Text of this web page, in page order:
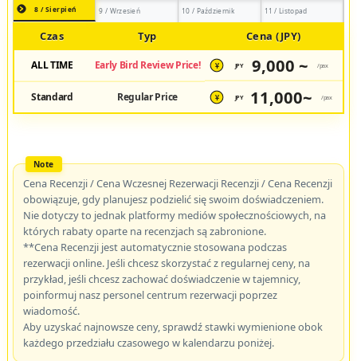
8 / Sierpień 9 / Wrzesień 10 / Październik 11 / Listopad
Czas Typ Cena (JPY)
ALL TIME Early Bird Review Price! ¥ JPY 9,000 ~ /pax
Standard Regular Price ¥ JPY 11,000~ /pax
Cena Recenzji / Cena Wczesnej Rezerwacji Recenzji / Cena Recenzji
obowiązuje, gdy planujesz podzielić się swoim doświadczeniem.
Nie dotyczy to jednak platformy mediów społecznościowych, na
których rabaty oparte na recenzjach są zabronione.
**Cena Recenzji jest automatycznie stosowana podczas
rezerwacji online. Jeśli chcesz skorzystać z regularnej ceny, na
przykład, jeśli chcesz zachować doświadczenie w tajemnicy,
poinformuj nasz personel centrum rezerwacji poprzez
wiadomość.
Aby uzyskać najnowsze ceny, sprawdź stawki wymienione obok
każdego przedziału czasowego w kalendarzu poniżej.